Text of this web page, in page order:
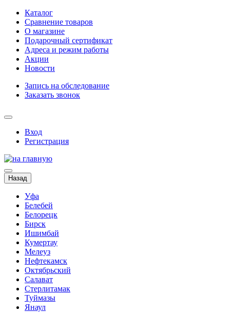
Каталог
Сравнение товаров
О магазине
Подарочный сертификат
Адреса и режим работы
Акции
Новости
Запись на обследование
Заказать звонок
Вход
Регистрация
Назад
Уфа
Белебей
Белорецк
Бирск
Ишимбай
Кумертау
Мелеуз
Нефтекамск
Октябрьский
Салават
Стерлитамак
Туймазы
Янаул